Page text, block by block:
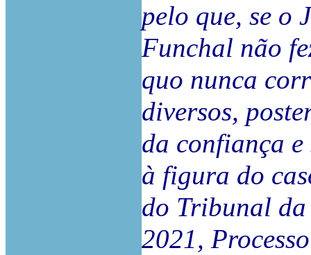
pelo que, se o
Funchal não
quo nunca
diversos,
da confiança
à figura do
do Tribunal
2021,